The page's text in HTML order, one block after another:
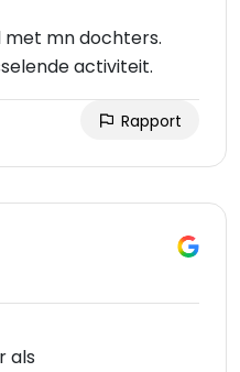
met mn dochters.
activiteit.
Rapport
als